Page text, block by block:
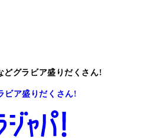
どグラビア盛りだくさん!
ビア盛りだくさん!